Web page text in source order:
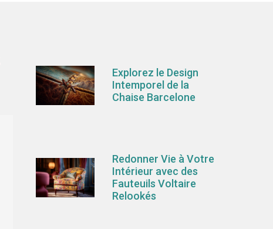
Explorez le Design
Intemporel de la
Chaise Barcelone
Redonner Vie à Votre
Intérieur avec des
Fauteuils Voltaire
Relookés